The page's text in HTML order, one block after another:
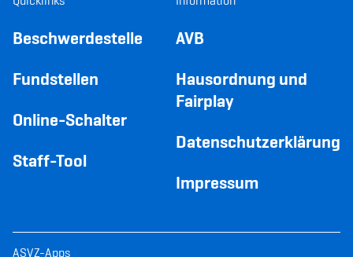
Beschwerdestelle
Fundstellen
Online-Schalter
Staff-Tool
AVB
Hausordnung und
Fairplay
Datenschutzerklärung
Impressum
ASVZ-Apps